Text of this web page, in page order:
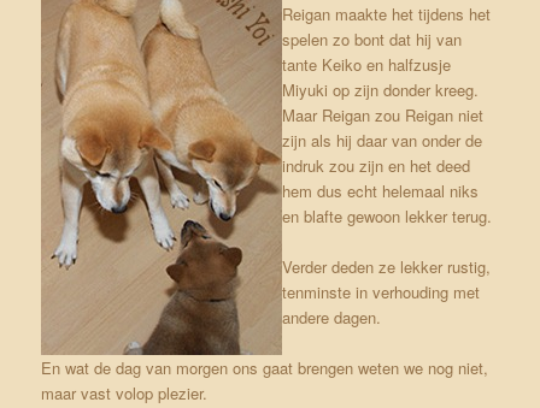
Reigan maakte het tijdens het
spelen zo bont dat hij van
tante Keiko en halfzusje
Miyuki op zijn donder kreeg.
Maar Reigan zou Reigan niet
zijn als hij daar van onder de
indruk zou zijn en het deed
hem dus echt helemaal niks
en blafte gewoon lekker terug.
Verder deden ze lekker rustig,
tenminste in verhouding met
andere dagen.
En wat de dag van morgen ons gaat brengen weten we nog niet,
maar vast volop plezier.